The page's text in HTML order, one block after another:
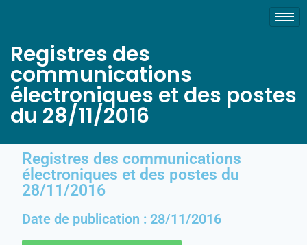
Registres des
communications
électroniques et des postes
du 28/11/2016
Registres des communications
électroniques et des postes du
28/11/2016
Date de publication : 28/11/2016